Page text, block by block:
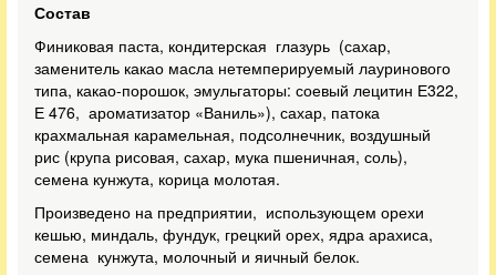
Состав
Финиковая паста, кондитерская глазурь (сахар,
заменитель какао масла нетемперируемый лауринового
типа, какао-порошок, эмульгаторы: соевый лецитин Е322,
Е 476, ароматизатор «Ваниль»), сахар, патока
крахмальная карамельная, подсолнечник, воздушный
рис (крупа рисовая, сахар, мука пшеничная, соль),
семена кунжута, корица молотая.
Произведено на предприятии, использующем орехи
кешью, миндаль, фундук, грецкий орех, ядра арахиса,
семена кунжута, молочный и яичный белок.